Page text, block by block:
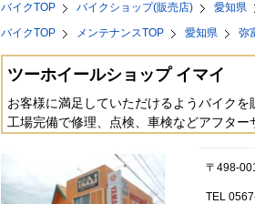
バイクTOP バイクショップ(販売店) 愛知県
バイクTOP
メンテナンスTOP 愛知県 弥
ツーホイールショップ イマイ
お客様に満足していただけるようバイク
工場完備で修理、点検、車検などアフター
〒498-
TEL